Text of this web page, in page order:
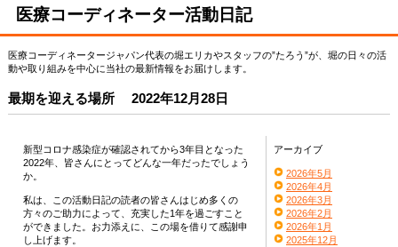
医療コーディネーター活動日記
医療コーディネータージャパン代表の堀エリカやスタッフの”たろう”が、堀の日々の活
動や取り組みを中心に当社の最新情報をお届けします。
最期を迎える場所 2022年12月28日
新型コロナ感染症が確認されてから3年目となった
2022年、皆さんにとってどんな一年だったでしょう
か。
私は、この活動日記の読者の皆さんはじめ多くの
方々のご助力によって、充実した1年を過ごすこと
ができました。お力添えに、この場を借りて感謝申
し上げます。
アーカイブ
2026年5月
2026年4月
2026年3月
2026年2月
2026年1月
2025年12月